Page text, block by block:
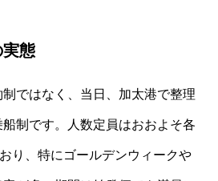
態
ではなく、当日、加太港で整理
制です。人数定員はおおよそ各
り、特にゴールデンウィークや